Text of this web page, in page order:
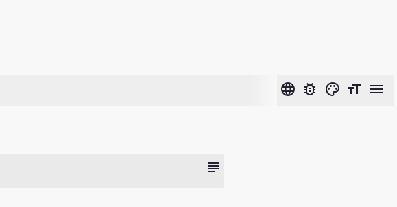
language bug_report color_lens format_size menu
subject